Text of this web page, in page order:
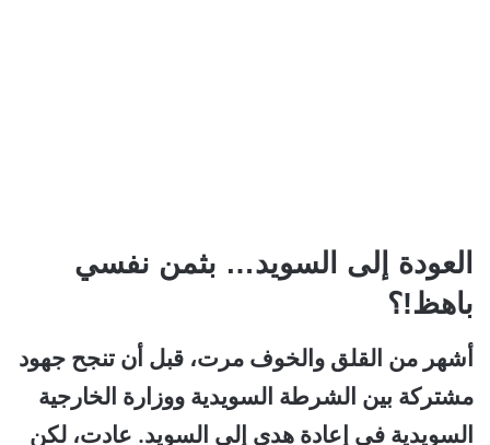
العودة إلى السويد… بثمن نفسي
باهظ!؟
أشهر من القلق والخوف مرت، قبل أن تنجح جهود
مشتركة بين الشرطة السويدية ووزارة الخارجية
السويدية في إعادة هدى إلى السويد. عادت، لكن